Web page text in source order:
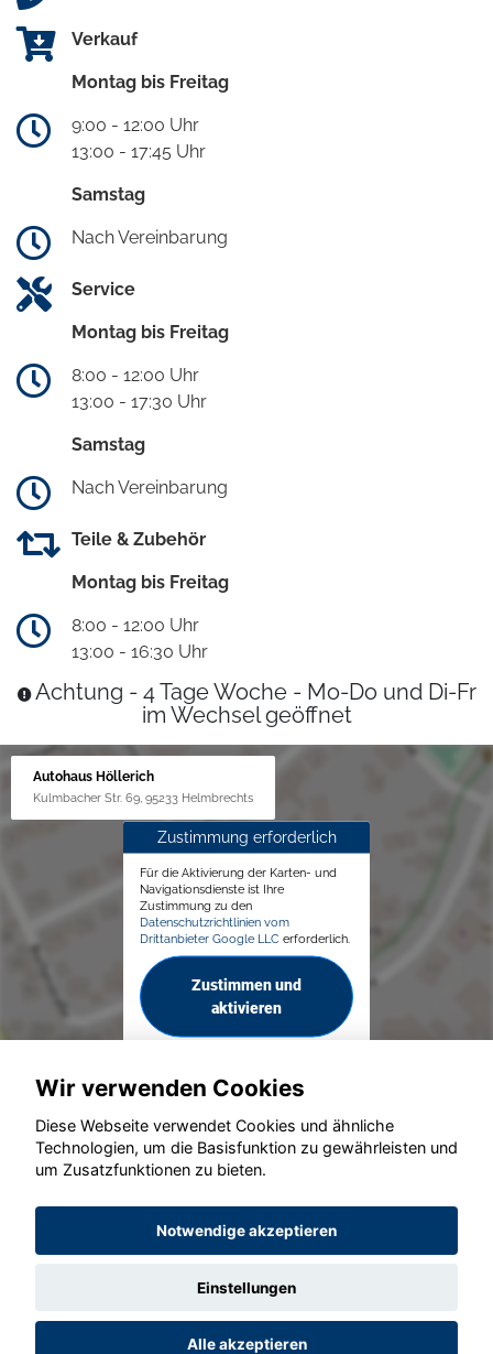
Verkauf
Montag bis Freitag
9:00 - 12:00 Uhr
13:00 - 17:45 Uhr
Samstag
Nach Vereinbarung
Service
Montag bis Freitag
8:00 - 12:00 Uhr
13:00 - 17:30 Uhr
Samstag
Nach Vereinbarung
Teile & Zubehör
Montag bis Freitag
8:00 - 12:00 Uhr
13:00 - 16:30 Uhr
Achtung - 4 Tage Woche - Mo-Do und Di-Fr
im Wechsel geöffnet
Autohaus Höllerich
Kulmbacher Str. 69, 95233 Helmbrechts
Zustimmung erforderlich
Für die Aktivierung der Karten- und
Navigationsdienste ist Ihre
Zustimmung zu den
Datenschutzrichtlinien vom
Drittanbieter Google LLC erforderlich.
Zustimmen und
aktivieren
© konjunkturmotor.de GmbH 2020 - 2026
Wir verwenden Cookies
Diese Webseite verwendet Cookies und ähnliche
Technologien, um die Basisfunktion zu gewährleisten und
um Zusatzfunktionen zu bieten.
Notwendige akzeptieren
Einstellungen
Alle akzeptieren